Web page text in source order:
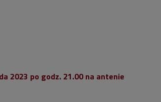
2023 po godz. 21.00 na antenie